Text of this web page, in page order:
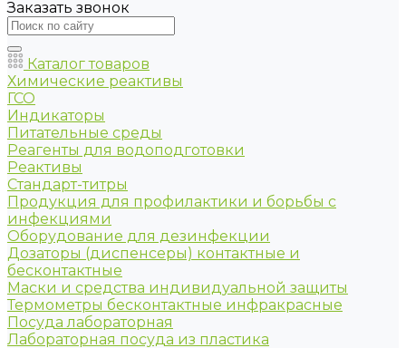
Заказать звонок
Каталог товаров
Химические реактивы
ГСО
Индикаторы
Питательные среды
Реагенты для водоподготовки
Реактивы
Стандарт-титры
Продукция для профилактики и борьбы с
инфекциями
Оборудование для дезинфекции
Дозаторы (диспенсеры) контактные и
бесконтактные
Маски и средства индивидуальной защиты
Термометры бесконтактные инфракрасные
Посуда лабораторная
Лабораторная посуда из пластика